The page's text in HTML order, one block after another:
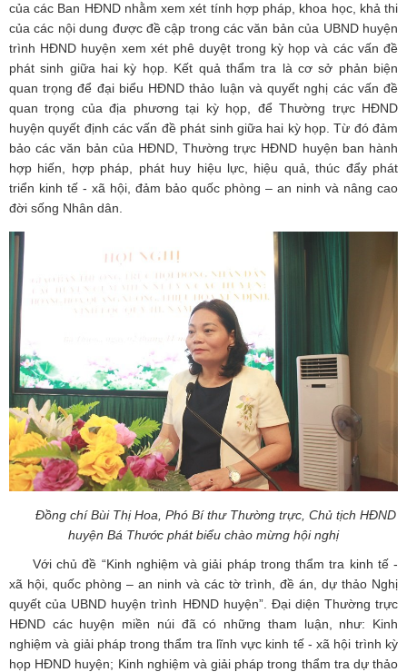
của các Ban HĐND nhằm xem xét tính hợp pháp, khoa học, khả thi
của các nội dung được đề cập trong các văn bản của UBND huyện
trình HĐND huyện xem xét phê duyệt trong kỳ họp và các vấn đề
phát sinh giữa hai kỳ họp. Kết quả thẩm tra là cơ sở phản biện
quan trọng để đại biểu HĐND thảo luận và quyết nghị các vấn đề
quan trọng của địa phương tại kỳ họp, để Thường trực HĐND
huyện quyết định các vấn đề phát sinh giữa hai kỳ họp. Từ đó đảm
bảo các văn bản của HĐND, Thường trực HĐND huyện ban hành
hợp hiến, hợp pháp, phát huy hiệu lực, hiệu quả, thúc đẩy phát
triển kinh tế - xã hội, đảm bảo quốc phòng – an ninh và nâng cao
đời sống Nhân dân.
Đồng chí Bùi Thị Hoa, Phó Bí thư Thường trực, Chủ tịch HĐND
huyện Bá Thước phát biểu chào mừng hội nghị
Với chủ đề “Kinh nghiệm và giải pháp trong thẩm tra kinh tế -
xã hội, quốc phòng – an ninh và các tờ trình, đề án, dự thảo Nghị
quyết của UBND huyện trình HĐND huyện”. Đại diện Thường trực
HĐND các huyện miền núi đã có những tham luận, như: Kinh
nghiệm và giải pháp trong thẩm tra lĩnh vực kinh tế - xã hội trình kỳ
họp HĐND huyện; Kinh nghiệm và giải pháp trong thẩm tra dự thảo